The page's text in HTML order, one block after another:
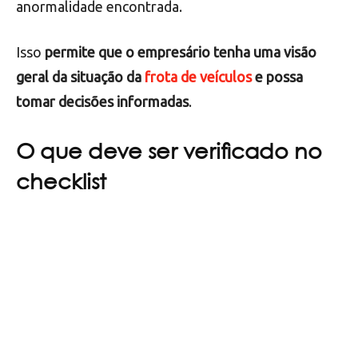
atualizada, registrando as verificações e
manutenções realizadas e qualquer problema ou
anormalidade encontrada.
Issopermite que o empresário tenha uma visão
geral da situação da